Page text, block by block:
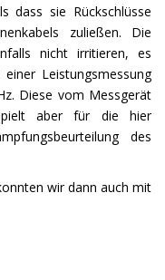
dass sie Rückschlüsse
zuließen. Die
nicht irritieren, es
Leistungsmessung
Diese vom Messgerät
aber für die hier
des
wir dann auch mit